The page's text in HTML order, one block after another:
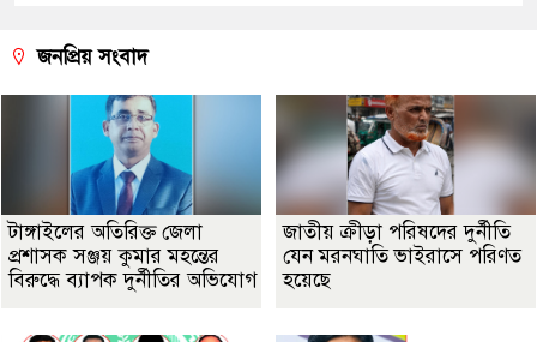
জনপ্রিয় সংবাদ
টাঙ্গাইলের অতিরিক্ত জেলা
প্রশাসক সঞ্জয় কুমার মহন্তের
বিরুদ্ধে ব্যাপক দুর্নীতির অভিযোগ
জাতীয় ক্রীড়া পরিষদের দুর্নীতি
যেন মরনঘাতি ভাইরাসে পরিণত
হয়েছে